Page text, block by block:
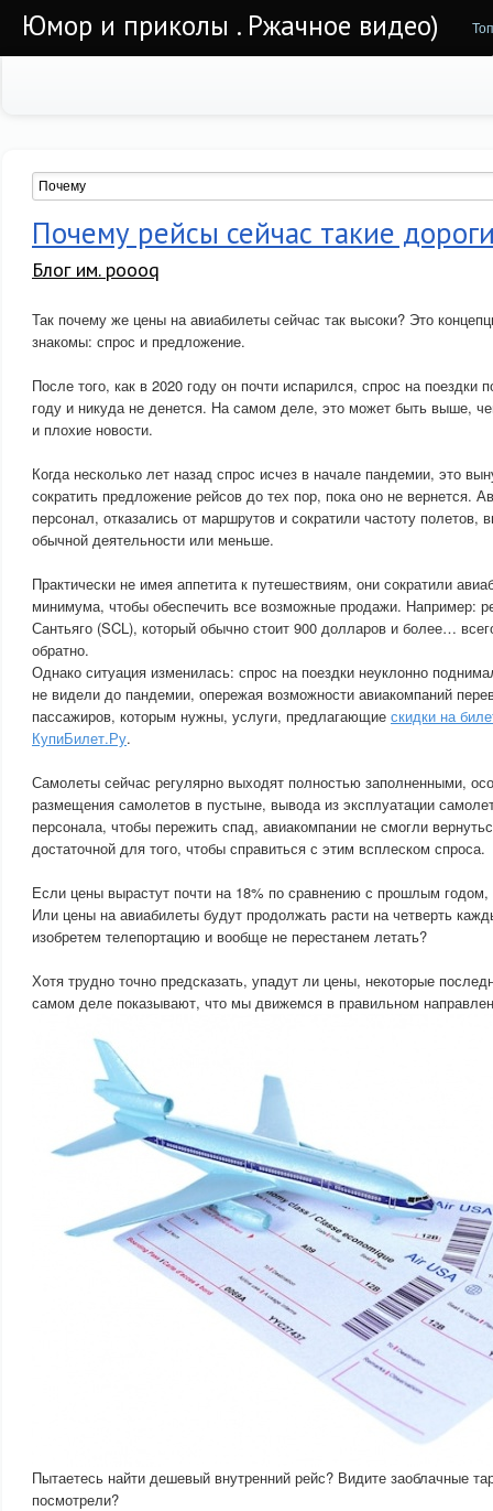
Юмор и приколы . Ржачное видео)
Почему рейсы сейчас такие
Блог им. poooq
Так почему же цены на авиабилеты сейчас так высоки? Это
знакомы: спрос и предложение.
После того, как в 2020 году он почти испарился, спрос на поездки
году и никуда не денется. На самом деле, это может быть выше,
и плохие новости.
Когда несколько лет назад спрос исчез в начале пандемии, это
сократить предложение рейсов до тех пор, пока оно не вернется.
персонал, отказались от маршрутов и сократили частоту полетов,
обычной деятельности или меньше.
Практически не имея аппетита к путешествиям, они сократили
минимума, чтобы обеспечить все возможные продажи. Например:
Сантьяго (SCL), который обычно стоит 900 долларов и более…
обратно.
Однако ситуация изменилась: спрос на поездки неуклонно
не видели до пандемии, опережая возможности авиакомпаний
пассажиров, которым нужны, услуги, предлагающие скидки на
КупиБилет.Ру.
Самолеты сейчас регулярно выходят полностью заполненными,
размещения самолетов в пустыне, вывода из эксплуатации
персонала, чтобы пережить спад, авиакомпании не смогли
достаточной для того, чтобы справиться с этим всплеском спроса.
Если цены вырастут почти на 18% по сравнению с прошлым
Или цены на авиабилеты будут продолжать расти на четверть
изобретем телепортацию и вообще не перестанем летать?
Хотя трудно точно предсказать, упадут ли цены, некоторые
самом деле показывают, что мы движемся в правильном
Пытаетесь найти дешевый внутренний рейс? Видите заоблачные
посмотрели?